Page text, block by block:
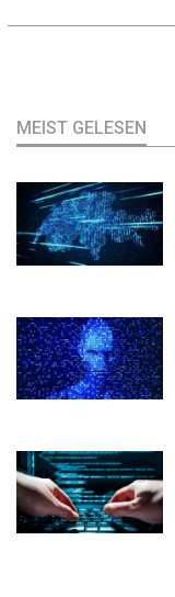
MEIST GELESEN